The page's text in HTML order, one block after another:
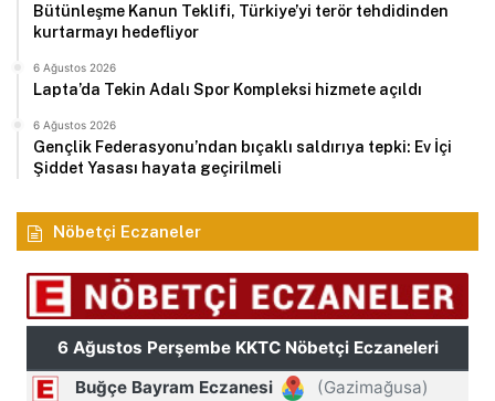
Bütünleşme Kanun Teklifi, Türkiye’yi terör tehdidinden
kurtarmayı hedefliyor
6 Ağustos 2026
Lapta’da Tekin Adalı Spor Kompleksi hizmete açıldı
6 Ağustos 2026
Gençlik Federasyonu’ndan bıçaklı saldırıya tepki: Ev İçi
Şiddet Yasası hayata geçirilmeli
Nöbetçi Eczaneler